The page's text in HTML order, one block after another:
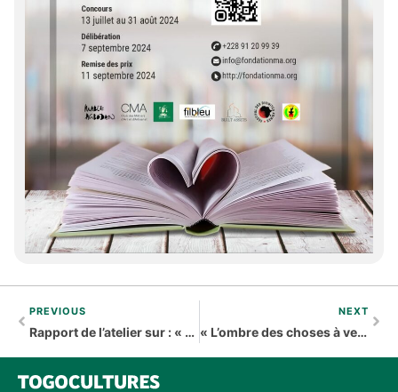
PREVIOUS
Rapport de l’atelier sur : « L’intégration des éléments patrimoniaux dans les programmes d’enseignement en Afrique (niveaux primaire et secondaire) »
NEXT
« L’ombre des choses à venir », le nouveau roman de Kossi Efoui